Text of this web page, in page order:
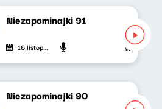
Niezapominajki 91
16 listopada 2025 Weronika
Niezapominajki 90